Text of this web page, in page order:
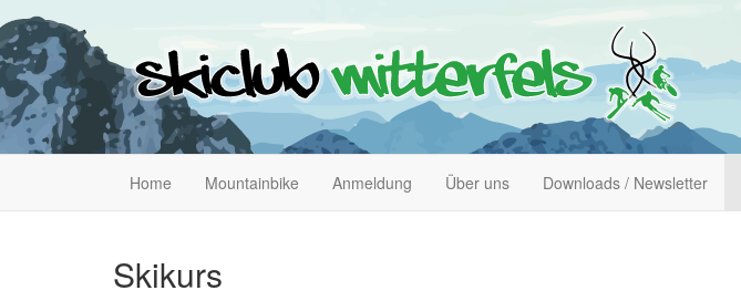
Home Mountainbike Anmeldung Über uns Downloads / Newsletter
Skikurs